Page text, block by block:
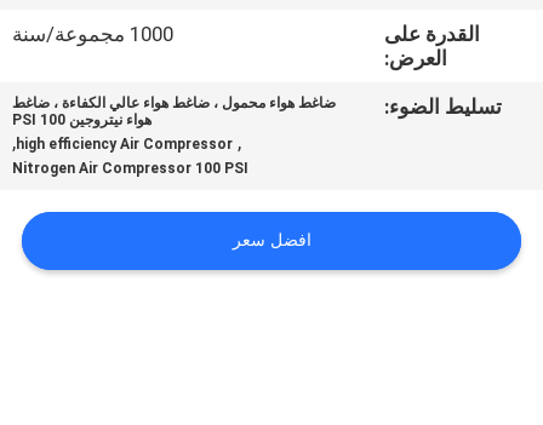
أخبار
القضايا
عرض
أسعار
القدرة على
العرض:
1000 مجموعة/سنة
تسليط الضوء:
ضاغط هواء محمول ، ضاغط هواء عالي الكفاءة ، ضاغط
هواء نيتروجين 100 PSI
,
high efficiency Air Compressor
,
Nitrogen Air Compressor 100 PSI
افضل سعر